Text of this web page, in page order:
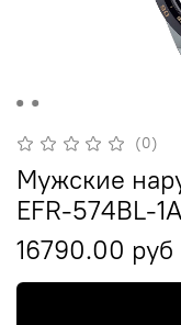
(0)
Мужские
EFR-574BL-1A
16790.00 руб